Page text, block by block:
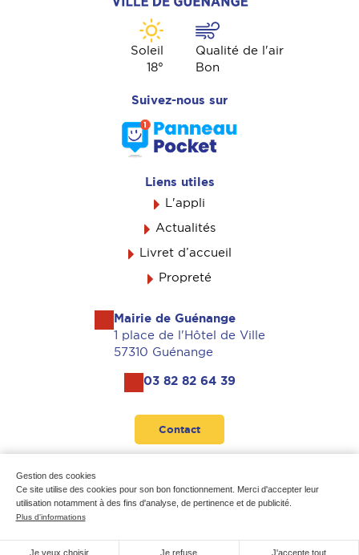
Gestion des cookies
Ce site utilise des cookies pour son bon fonctionnement. Merci d'accepter leur
utilisation notamment à des fins d'analyse, de pertinence et de publicité.
Plus d'informations
Je veux choisir Je refuse J'accepte tout
Soleil
18°
Qualité de l'air
Bon
Suivez-nous sur
Liens utiles
L'appli
Actualités
Livret d’accueil
Propreté
Mairie de Guénange
1 place de l'Hôtel de Ville
57310 Guénange
03 82 82 64 39
Contact